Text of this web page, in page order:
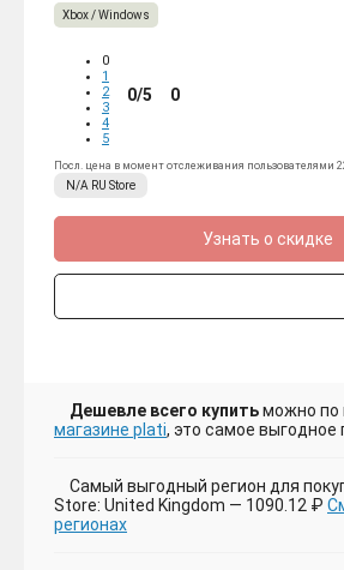
Xbox / Windows
0
1
2
3
4
5
0/5 0
Посл. цена в момент отслеживания пользователями
N/A RU Store
Узнать о скидке
Дешевле всего купитьможно по
магазине plati, это самое выгодное
Самый выгодный регион для
Store: United Kingdom — 1090.12 ₽
регионах